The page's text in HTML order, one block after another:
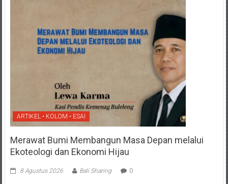
ARTIKEL • KOLOM • ESAI
Merawat Bumi Membangun Masa Depan melalui
Ekoteologi dan Ekonomi Hijau
8 Agustus 2026 Bali Sharing 0